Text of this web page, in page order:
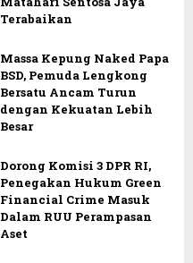
Terabaikan
Massa Kepung Naked Papa
BSD, Pemuda Lengkong
Bersatu Ancam Turun
dengan Kekuatan Lebih
Besar
Dorong Komisi 3 DPR RI,
Penegakan Hukum Green
Financial Crime Masuk
Dalam RUU Perampasan
Aset